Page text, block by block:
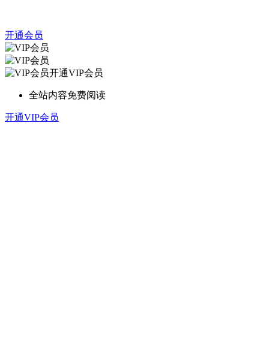
开通会员
开通VIP会员
全站内容免费阅读
开通VIP会员